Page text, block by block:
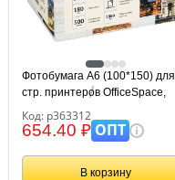
Фотобумага А6 (100*150) для
стр. принтеров OfficeSpace,
односторонняя
Код: р363312
654.40 ₽ОПТ
В корзину